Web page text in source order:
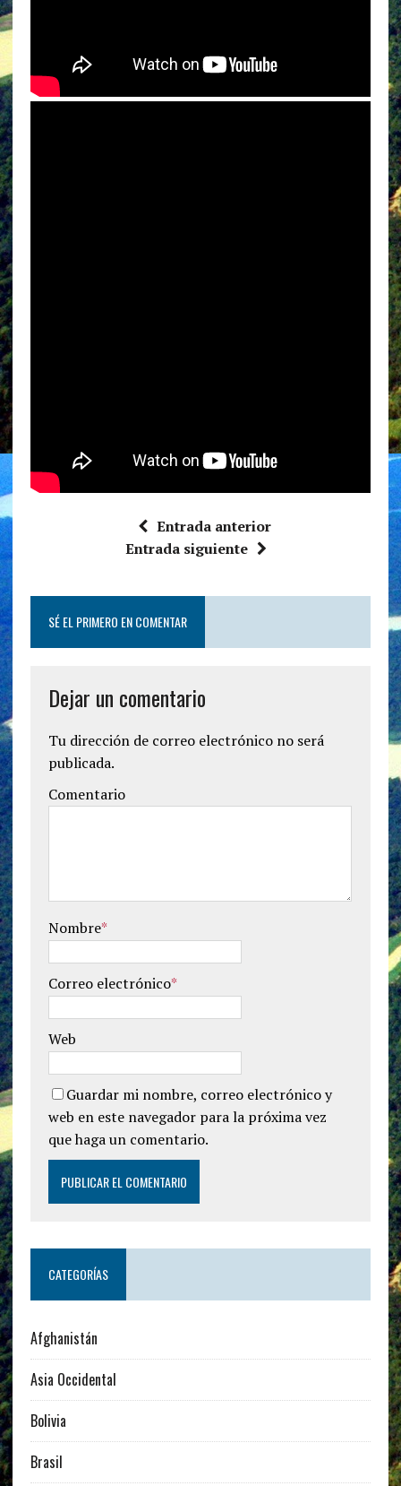
Entrada anterior
Entrada siguiente
SÉ EL PRIMERO EN COMENTAR
Dejar un comentario
Tu dirección de correo electrónico no será
publicada.
Comentario
Nombre*
Correo electrónico*
Web
Guardar mi nombre, correo electrónico y
web en este navegador para la próxima vez
que haga un comentario.
CATEGORÍAS
Afghanistán
Asia Occidental
Bolivia
Brasil